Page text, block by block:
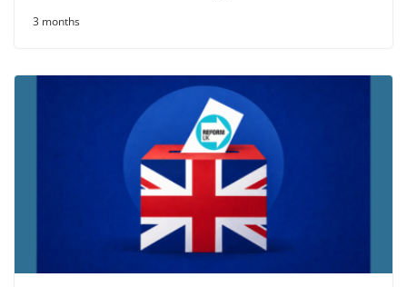
3 months